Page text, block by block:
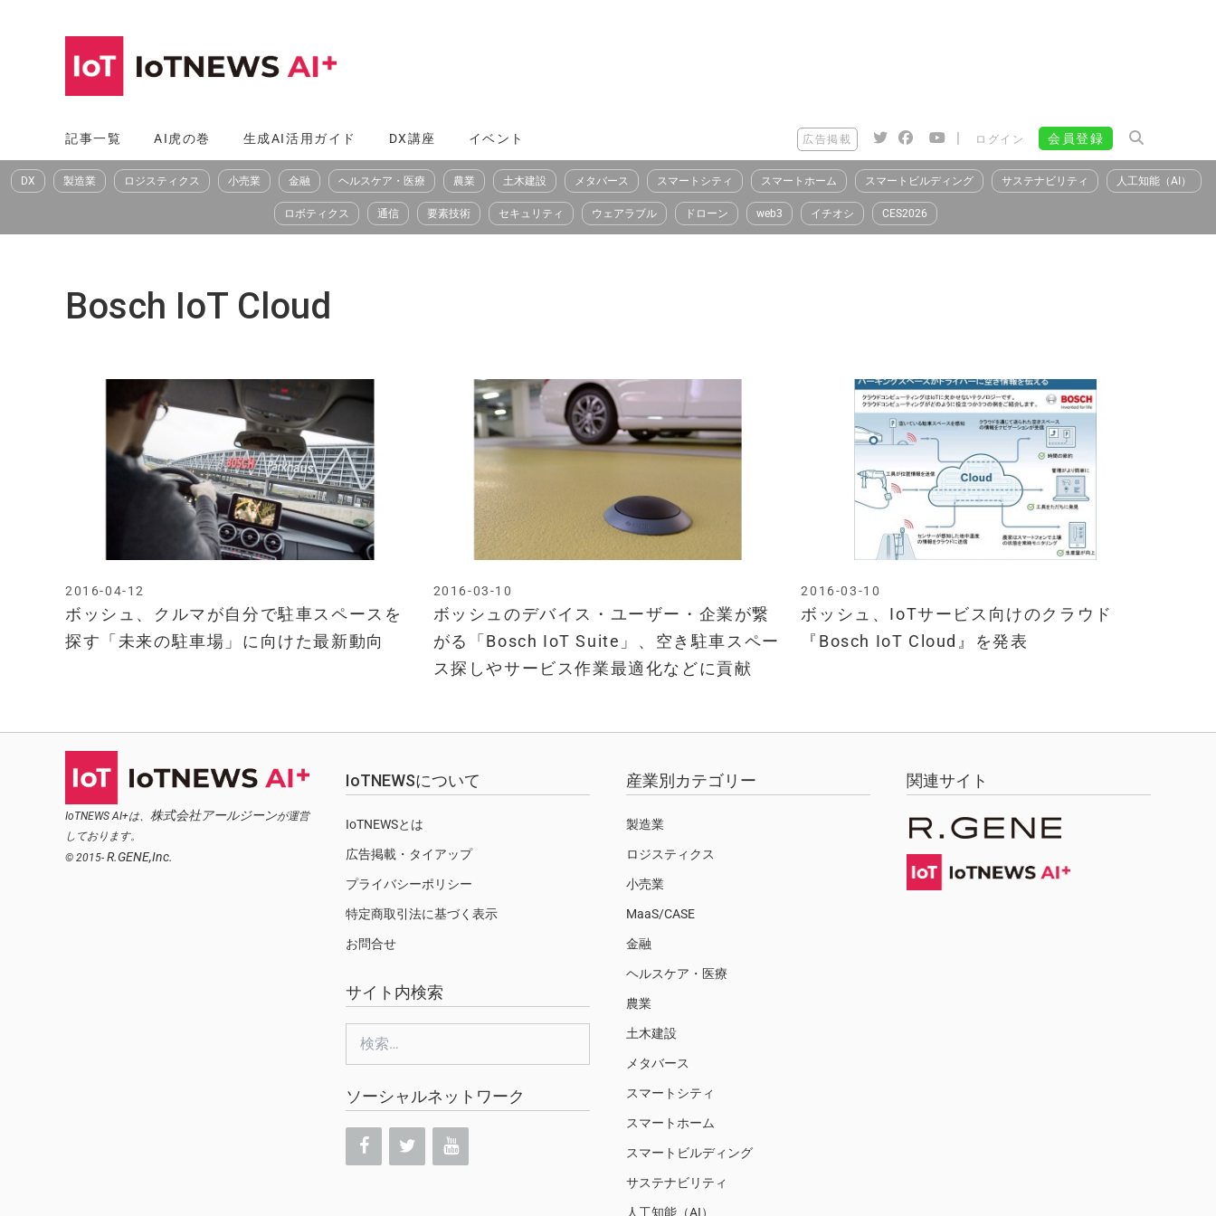
へ
ス
記事一覧 AI虎の巻 生成AI活用ガイド DX講座 イベント 広告掲載 | ログイン 会員登録
DX 製造業 ロジスティクス 小売業 金融 ヘルスケア・医療 農業 土木建設 メタバース スマートシティ スマートホーム スマートビルディング サステナビリティ 人工知能（AI）
ロボティクス 通信 要素技術 セキュリティ ウェアラブル ドローン web3 イチオシ CES2026
Bosch IoT Cloud
ボッシュ、クルマが自分で駐車スペースを
探す「未来の駐車場」に向けた最新動向
2016-04-12
ボッシュのデバイス・ユーザー・企業が繋
がる「Bosch IoT Suite」、空き駐車スペー
ス探しやサービス作業最適化などに貢献
2016-03-10
ボッシュ、IoTサービス向けのクラウド
『Bosch IoT Cloud』を発表
2016-03-10
IoTNEWS AI+は、 株式会社アールジーンが運営
しております。
© 2015- R.GENE,Inc.
IoTNEWSについて
IoTNEWSとは
広告掲載・タイアップ
プライバシーポリシー
特定商取引法に基づく表示
お問合せ
サイト内検索
ソーシャルネットワーク
産業別カテゴリー
製造業
ロジスティクス
小売業
MaaS/CASE
金融
ヘルスケア・医療
農業
土木建設
メタバース
スマートシティ
スマートホーム
スマートビルディング
サステナビリティ
人工知能（AI）
関連サイト